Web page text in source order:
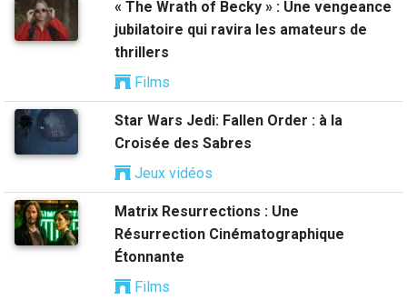
« The Wrath of Becky » : Une vengeance
jubilatoire qui ravira les amateurs de
thrillers
Films
Star Wars Jedi: Fallen Order : à la
Croisée des Sabres
Jeux vidéos
Matrix Resurrections : Une
Résurrection Cinématographique
Étonnante
Films